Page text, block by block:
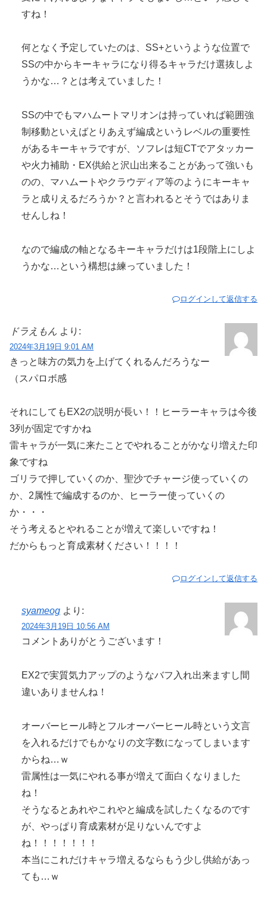
すね！
何となく予定していたのは、SS+というような位置で
SSの中からキーキャラになり得るキャラだけ選抜しよ
うかな…？とは考えていました！
SSの中でもマハムートマリオンは持っていれば範囲強
制移動といえばとりあえず編成というレベルの重要性
があるキーキャラですが、ソフレは短CTでアタッカー
や火力補助・EX供給と沢山出来ることがあって強いも
のの、マハムートやクラウディア等のようにキーキャ
ラと成りえるだろうか？と言われるとそうではありま
せんしね！
なので編成の軸となるキーキャラだけは1段階上にしよ
うかな…という構想は練っていました！
ログインして返信する
ドラえもん より:
2024年3月19日 9:01 AM
きっと味方の気力を上げてくれるんだろうなー
（スパロボ感
それにしてもEX2の説明が長い！！ヒーラーキャラは今後
3列が固定ですかね
雷キャラが一気に来たことでやれることがかなり増えた印
象ですね
ゴリラで押していくのか、聖沙でチャージ使っていくの
か、2属性で編成するのか、ヒーラー使っていくの
か・・・
そう考えるとやれることが増えて楽しいですね！
だからもっと育成素材ください！！！！
ログインして返信する
syameog より:
2024年3月19日 10:56 AM
コメントありがとうございます！
EX2で実質気力アップのようなバフ入れ出来ますし間
違いありませんね！
オーバーヒール時とフルオーバーヒール時という文言
を入れるだけでもかなりの文字数になってしまいます
からね…ｗ
雷属性は一気にやれる事が増えて面白くなりました
ね！
そうなるとあれやこれやと編成を試したくなるのです
が、やっぱり育成素材が足りないんですよ
ね！！！！！！！
本当にこれだけキャラ増えるならもう少し供給があっ
ても…ｗ